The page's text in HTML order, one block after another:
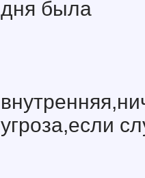
дня была
угроза,если